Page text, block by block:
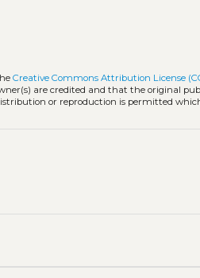
Creative Commons Attribution License
are credited and that the original
or reproduction is permitted